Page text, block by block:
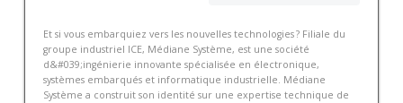
Et si vous embarquiez vers les nouvelles technologies ? Filiale du
groupe industriel ICE, Médiane Système, est une société
d&#039;ingénierie innovante spécialisée en électronique,
systèmes embarqués et informatique industrielle. Médiane
Système a construit son identité sur une expertise technique de